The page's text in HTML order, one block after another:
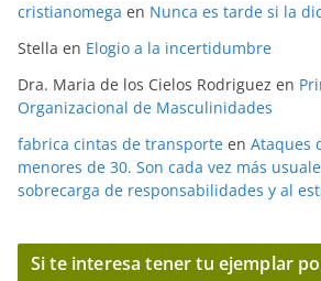
cristianomega en Nunca es tarde si la
Stella en Elogio a la incertidumbre
Dra. Maria de los Cielos Rodriguez en
Organizacional de Masculinidades
fabrica cintas de transporte en Ataques
menores de 30. Son cada vez más
sobrecarga de responsabilidades y al
Si te interesa tener tu ejemplar